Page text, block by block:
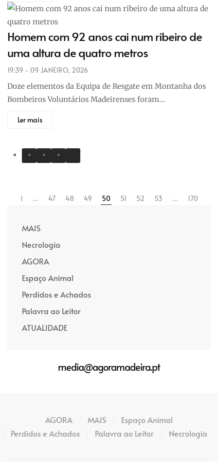
Homem com 92 anos cai num ribeiro de
uma altura de quatro metros
19:39 - 09 JANEIRO, 2026
Doze elementos da Equipa de Resgate em Montanha dos
Bombeiros Voluntários Madeirenses foram…
Ler mais
1 … 47 48 49 50 51 52 53 … 170
MAIS
Necrologia
AGORA
Espaço Animal
Perdidos e Achados
Palavra ao Leitor
ATUALIDADE
media@agoramadeira.pt
AGORA MAIS
Espaço Animal
Perdidos e Achados
Palavra ao Leitor Necrologia